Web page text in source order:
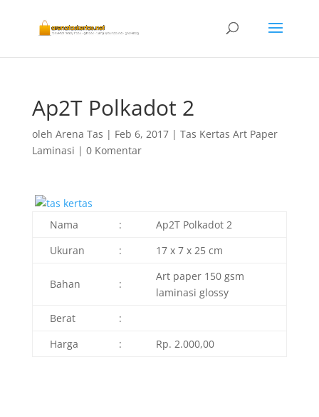
Ap2T Polkadot 2
oleh Arena Tas | Feb 6, 2017| Tas Kertas Art Paper
Laminasi | 0 Komentar
Nama :
Ap2T Polkadot 2
Ukuran
: 17 x 7 x 25 cm
Bahan :
Art paper 150 gsm
laminasi glossy
Berat
:
Harga
: Rp. 2.000,00